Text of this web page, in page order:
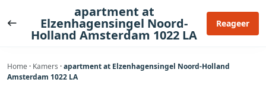
naar
apartment at
Elzenhagensingel Noord-
Holland Amsterdam 1022 LA
Reageer
Home · Kamers ·apartment at Elzenhagensingel Noord-Holland
Amsterdam 1022 LA